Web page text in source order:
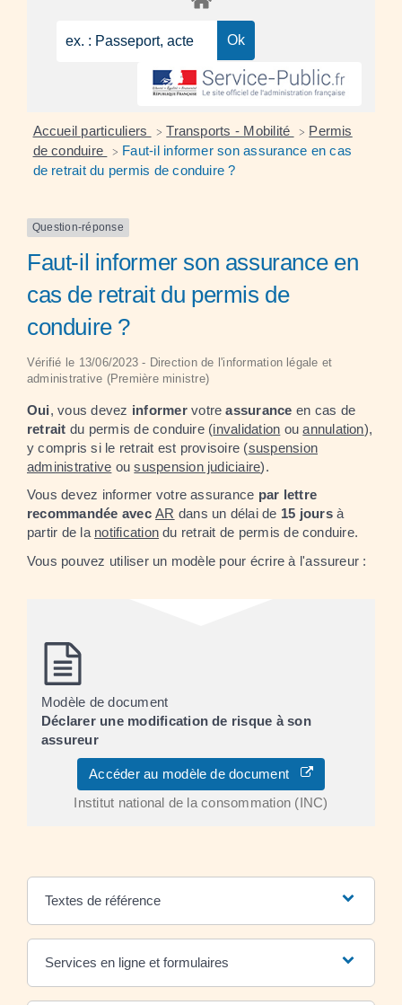
Accueil particuliers > Transports - Mobilité > Permis
de conduire
> Faut-il informer son assurance en cas
de retrait du permis de conduire ?
Question-réponse
Faut-il informer son assurance en
cas de retrait du permis de
conduire ?
Vérifié le 13/06/2023 - Direction de l'information légale et
administrative (Première ministre)
Oui, vous devez informervotreassurance en cas de
retrait du permis de conduire (invalidation ouannulation),
y compris si le retrait est provisoire (suspension
administrative oususpension judiciaire).
Vous devez informer votre assurance par lettre
recommandée avecAR dans un délai de 15 joursà
partir de la notification du retrait de permis de conduire.
Vous pouvez utiliser un modèle pour écrire à l'assureur :
Modèle de document
Déclarer une modification de risque à son
assureur
Accéder au modèle de document
Institut national de la consommation (INC)
Textes de référence
Services en ligne et formulaires